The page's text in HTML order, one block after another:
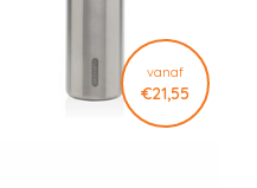
vanaf
€21,55